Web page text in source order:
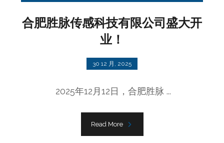
合肥胜脉传感科技有限公司盛大开
业！
30 12 月, 2025
2025年12月12日，合肥胜脉 ...
Read More